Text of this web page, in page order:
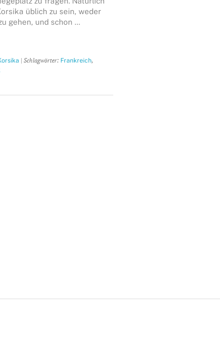
üblich zu sein, weder
gehen, und schon …
| Schlagwörter: Frankreich,